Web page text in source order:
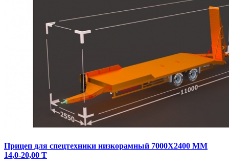
Прицеп для спецтехники низкорамный 7000Х2400 ММ
14,0-20,00 Т